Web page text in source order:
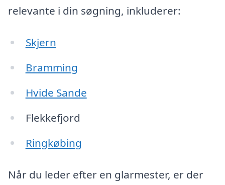
relevante i din søgning, inkluderer:
Skjern
Bramming
Hvide Sande
Flekkefjord
Ringkøbing
Når du leder efter en glarmester, er der